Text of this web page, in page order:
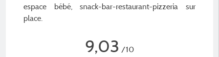
espace bébé, snack-bar-restaurant-pizzeria sur
place.
9,03 /10